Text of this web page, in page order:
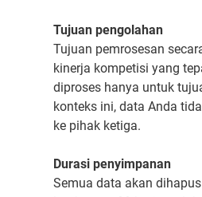
Tujuan pengolahan
Tujuan pemrosesan
kinerja kompetisi yang
diproses hanya untuk
konteks ini, data Anda
ke pihak ketiga.
Durasi penyimpanan
Semua data akan